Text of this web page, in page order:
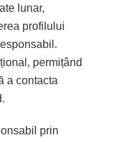
lunar,
profilului
permițând
a contacta
prin